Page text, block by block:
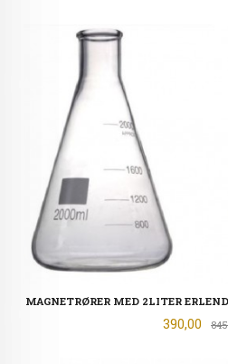
MAGNETRØRER MED 2LITER
Tilbud
390,00